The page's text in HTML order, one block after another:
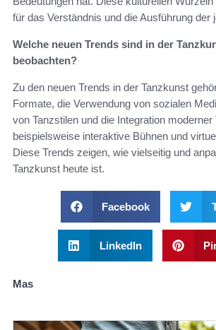
für das Verständnis und die Ausführung der
Welche neuen Trends sind in der
beobachten?
Zu den neuen Trends in der Tanzkunst
Formate, die Verwendung von sozialen
von Tanzstilen und die Integration moderner
beispielsweise interaktive Bühnen und
Diese Trends zeigen, wie vielseitig und
Tanzkunst heute ist.
Facebook
LinkedIn
Mas